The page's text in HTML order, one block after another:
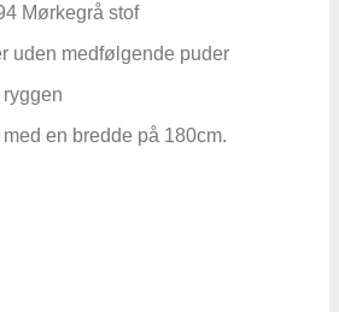
Mørkegrå stof
uden medfølgende puder
en bredde på 180cm.